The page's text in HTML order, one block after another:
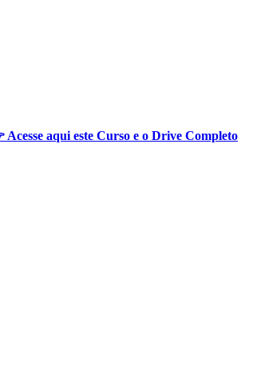
Acesse aqui este Curso e o Drive Completo